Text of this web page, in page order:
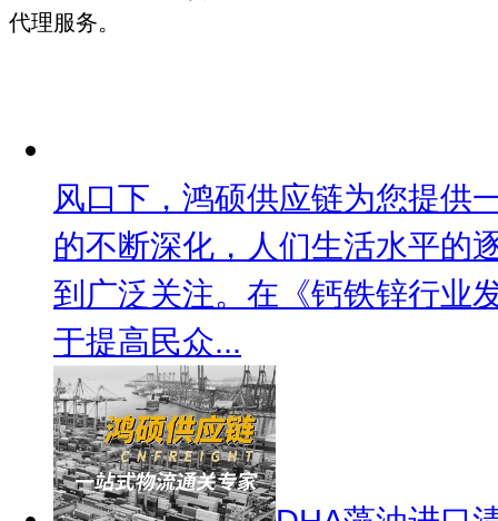
代理服务。
风口下，鸿硕供应链为您提供
的不断深化，人们生活水平的
到广泛关注。在《钙铁锌行业
于提高民众...